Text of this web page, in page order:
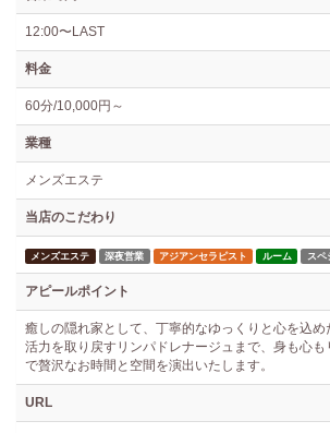
12:00〜LAST
料金
60分/10,000円～
業種
メンズエステ
当店のこだわり
メンズエステ 深夜営業 アジアンセラピスト ルーム スペ
アピールポイント
癒しの隠れ家として、丁寧的なゆっくりと心を込め
活力を取り戻すリンパドレナージュまで、身も心
で贅沢なお時間と空間を演出いたします。
URL